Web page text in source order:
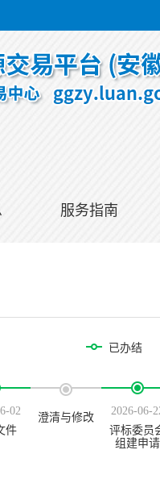
服务指南
已办结
02
件
澄清与修改
2026-06-
评标委员
组建申请